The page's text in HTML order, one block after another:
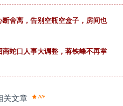
舍离，告别空瓶空盒子，房间也
蛇口人事大调整，蒋铁峰不再掌
关文章